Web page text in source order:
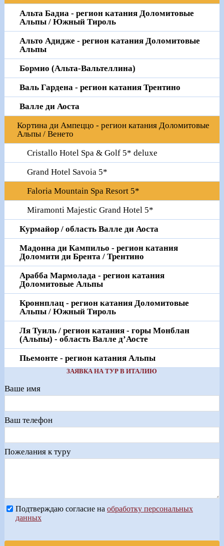
Альта Бадиа - регион катания Доломитовые
Альпы / Южный Тироль
Альто Адидже - регион катания Доломитовые
Альпы
Бормио (Альта-Вальтеллина)
Валь Гардена - регион катания Трентино
Валле ди Аоста
Кортина ди Ампеццо - регион катания Доломитовые
Альпы / Венето
Cristallo Hotel Spa & Golf 5* deluxe
Grand Hotel Savoia 5*
Faloria Mountain Spa Resort 5*
Miramonti Majestic Grand Hotel 5*
Курмайор / область Валле ди Аоста
Мадонна ди Кампильо - регион катания
Доломити ди Брента / Трентино
Арабба Мармолада - регион катания
Доломитовые Альпы
Кроннплац - регион катания Доломитовые
Альпы / Южный Тироль
Ля Туиль / регион катания - горы Монблан
(Альпы) - область Валле д’Аосте
Пьемонте - регион катания Альпы
ЗАЯВКА НА ТУР В ИТАЛИЮ
Ваше имя
Ваш телефон
Пожелания к туру
Подтверждаю согласие на обработку персональных
данных